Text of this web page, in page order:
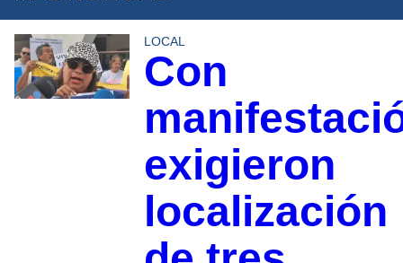
LOCAL
Con
exigieron
localización